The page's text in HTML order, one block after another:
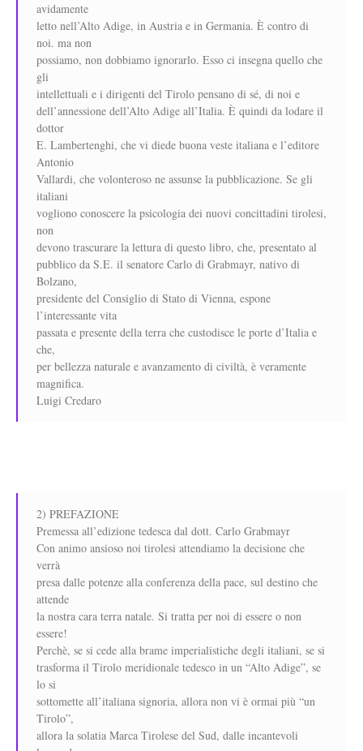
avidamente
letto nell’Alto Adige, in Austria e in Germania. È contro di
noi. ma non
possiamo, non dobbiamo ignorarlo. Esso ci insegna quello che
gli
intellettuali e i dirigenti del Tirolo pensano di sé, di noi e
dell’annessione dell’Alto Adige all’Italia. È quindi da lodare il
dottor
E. Lambertenghi, che vi diede buona veste italiana e l’editore
Antonio
Vallardi, che volonteroso ne assunse la pubblicazione. Se gli
italiani
vogliono conoscere la psicologia dei nuovi concittadini tirolesi,
non
devono trascurare la lettura di questo libro, che, presentato al
pubblico da S.E. il senatore Carlo di Grabmayr, nativo di
Bolzano,
presidente del Consiglio di Stato di Vienna, espone
l’interessante vita
passata e presente della terra che custodisce le porte d’Italia e
che,
per bellezza naturale e avanzamento di civiltà, è veramente
magnifica.
Luigi Credaro
2) PREFAZIONE
Premessa all’edizione tedesca dal dott. Carlo Grabmayr
Con animo ansioso noi tirolesi attendiamo la decisione che
verrà
presa dalle potenze alla conferenza della pace, sul destino che
attende
la nostra cara terra natale. Si tratta per noi di essere o non
essere!
Perchè, se si cede alla brame imperialistiche degli italiani, se si
trasforma il Tirolo meridionale tedesco in un “Alto Adige”, se
lo si
sottomette all’italiana signoria, allora non vi è ormai più “un
Tirolo”,
allora la solatia Marca Tirolese del Sud, dalle incantevoli